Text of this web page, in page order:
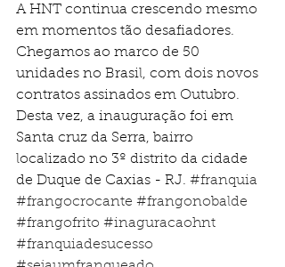
A HNT continua crescendo mesmo
em momentos tão desafiadores.
Chegamos ao marco de 50
unidades no Brasil, com dois novos
contratos assinados em Outubro.
Desta vez, a inauguração foi em
Santa cruz da Serra, bairro
localizado no 3º distrito da cidade
de Duque de Caxias - RJ. #franquia
#frangocrocante #frangonobalde
#frangofrito #inaguracaohnt
#franquiadesucesso